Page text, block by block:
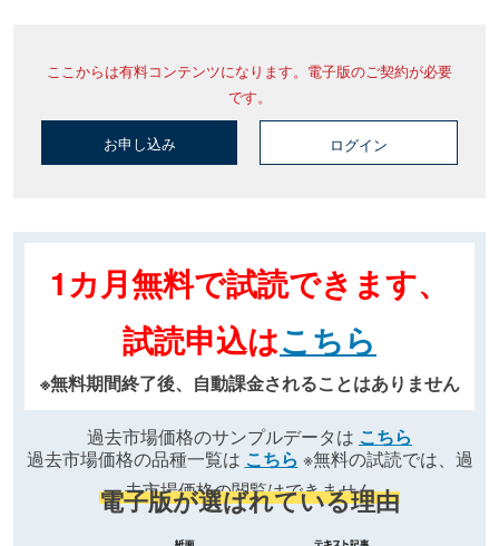
ここからは有料コンテンツになります。電子版のご契約が必要
です。
お申し込み ログイン
1カ月無料で試読できます、
試読申込はこちら
※無料期間終了後、自動課金されることはありません
過去市場価格のサンプルデータは こちら
過去市場価格の品種一覧は こちら ※無料の試読では、過
去市場価格の閲覧はできません
電子版が選ばれている理由